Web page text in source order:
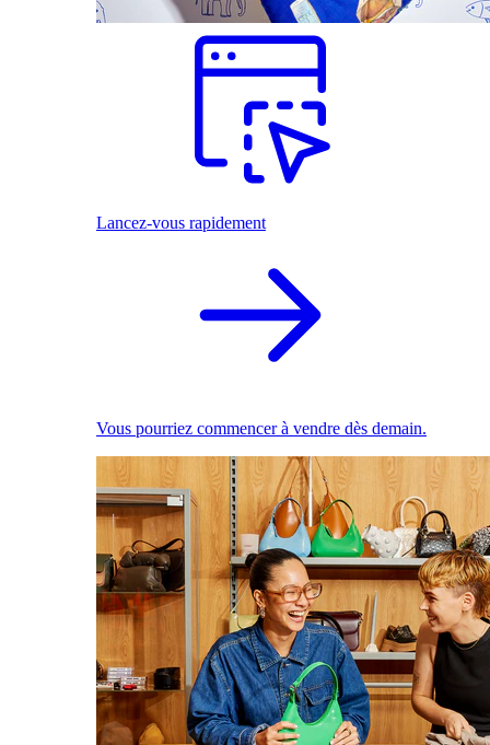
Lancez-vous rapidement
Vous pourriez commencer à vendre dès demain.